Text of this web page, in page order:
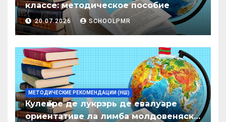
классе: методическое пособие
20.07.2026 SCHOOLPMR
МЕТОДИЧЕСКИЕ РЕКОМЕНДАЦИИ (НШ)
Кулеӂере де лукрэрь де евалуаре
ориентативе ла лимба молдовеняскэ